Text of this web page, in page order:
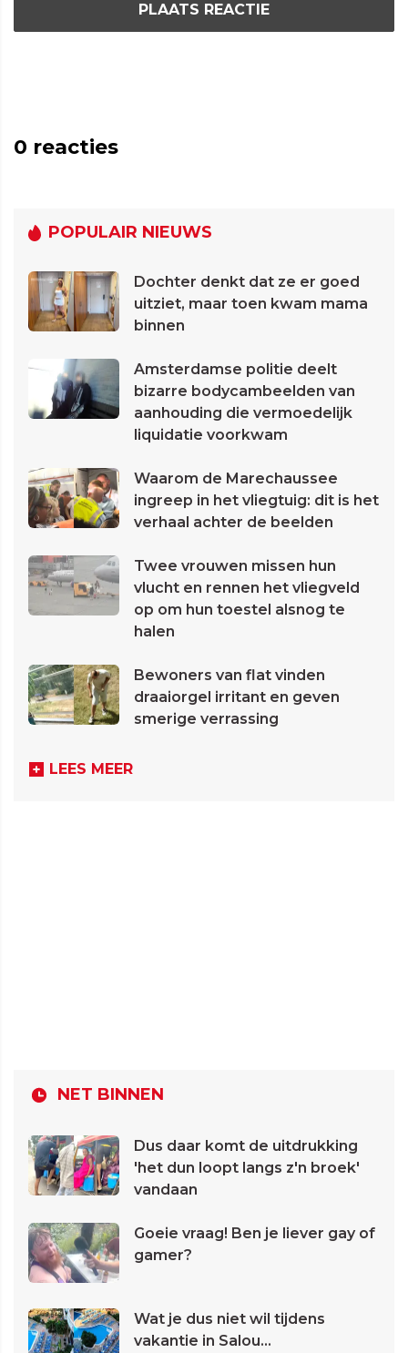
PLAATS REACTIE
0 reacties
POPULAIR NIEUWS
Dochter denkt dat ze er goed
uitziet, maar toen kwam mama
binnen
Amsterdamse politie deelt
bizarre bodycambeelden van
aanhouding die vermoedelijk
liquidatie voorkwam
Waarom de Marechaussee
ingreep in het vliegtuig: dit is het
verhaal achter de beelden
Twee vrouwen missen hun
vlucht en rennen het vliegveld
op om hun toestel alsnog te
halen
Bewoners van flat vinden
draaiorgel irritant en geven
smerige verrassing
LEES MEER
NET BINNEN
Dus daar komt de uitdrukking
'het dun loopt langs z'n broek'
vandaan
Goeie vraag! Ben je liever gay of
gamer?
Wat je dus niet wil tijdens
vakantie in Salou...